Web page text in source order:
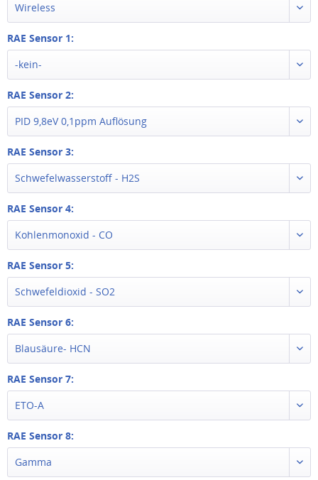
Wireless
RAE Sensor 1:
-kein-
RAE Sensor 2:
PID 9,8eV 0,1ppm Auflösung
RAE Sensor 3:
Schwefelwasserstoff - H2S
RAE Sensor 4:
Kohlenmonoxid - CO
RAE Sensor 5:
Schwefeldioxid - SO2
RAE Sensor 6:
Blausäure- HCN
RAE Sensor 7:
ETO-A
RAE Sensor 8:
Gamma